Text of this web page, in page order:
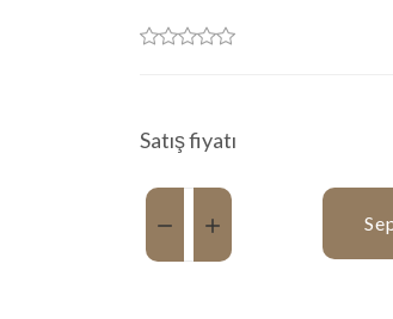
Satış fiyatı
Miktar: